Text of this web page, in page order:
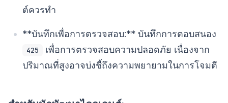
ต์ควรทำ
**บันทึกเพื่อการตรวจสอบ:** บันทึกการตอบสนอง
425
เพื่อการตรวจสอบความปลอดภัย เนื่องจาก
ปริมาณที่สูงอาจบ่งชี้ถึงความพยายามในการโจมตี